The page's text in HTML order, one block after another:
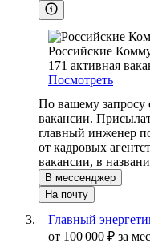
Российские
171 активная
Посмотреть
По вашему запросу
вакансии.
главный инженер
от кадровых
вакансии, в
В мессенджер
На почту
Главный
от 100 000 ₽ за